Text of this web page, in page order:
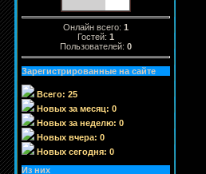
Онлайн всего: 1
Гостей: 1
Пользователей: 0
Зарегистрированные на сайте
Всего: 25
Новых за месяц: 0
Новых за неделю: 0
Новых вчера: 0
Новых сегодня: 0
Из них